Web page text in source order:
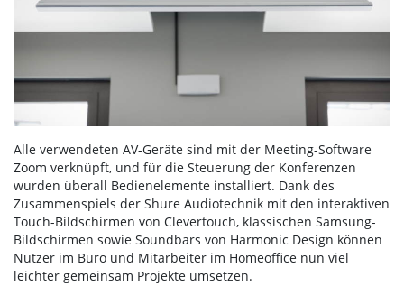
Alle verwendeten AV-Geräte sind mit der Meeting-Software
Zoom verknüpft, und für die Steuerung der Konferenzen
wurden überall Bedienelemente installiert. Dank des
Zusammenspiels der Shure Audiotechnik mit den interaktiven
Touch-Bildschirmen von Clevertouch, klassischen Samsung-
Bildschirmen sowie Soundbars von Harmonic Design können
Nutzer im Büro und Mitarbeiter im Homeoffice nun viel
leichter gemeinsam Projekte umsetzen.